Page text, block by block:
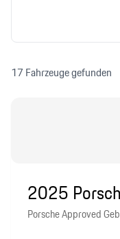
17 Fahrzeuge gefunden
2025
Porsche Approved